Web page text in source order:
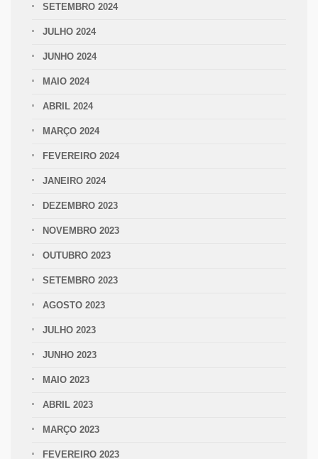
SETEMBRO 2024
JULHO 2024
JUNHO 2024
MAIO 2024
ABRIL 2024
MARÇO 2024
FEVEREIRO 2024
JANEIRO 2024
DEZEMBRO 2023
NOVEMBRO 2023
OUTUBRO 2023
SETEMBRO 2023
AGOSTO 2023
JULHO 2023
JUNHO 2023
MAIO 2023
ABRIL 2023
MARÇO 2023
FEVEREIRO 2023